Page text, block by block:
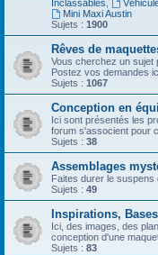
Inclassables
Mini Maxi Austin
Sujets : 1900
Rêves de
Vous cherchez un sujet
Postez vos demandes
Sujets : 1067
Conception en
Ici sont présentés les
forum s'associent pour
Sujets : 38
Assemblages
Faites durer le suspens
Sujets : 49
Inspirations,
Ici, des images, des
conception d'une
Sujets : 83